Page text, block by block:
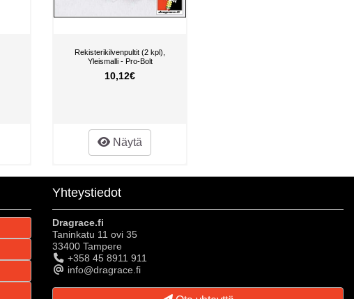
Rekisterikilvenpultit (2 kpl),
Yleismalli - Pro-Bolt
10,12€
Näytä
Yhteystiedot
Dragrace.fi
Taninkatu 11 ovi 35
33400 Tampere
+358 45 8911 911
info@dragrace.fi